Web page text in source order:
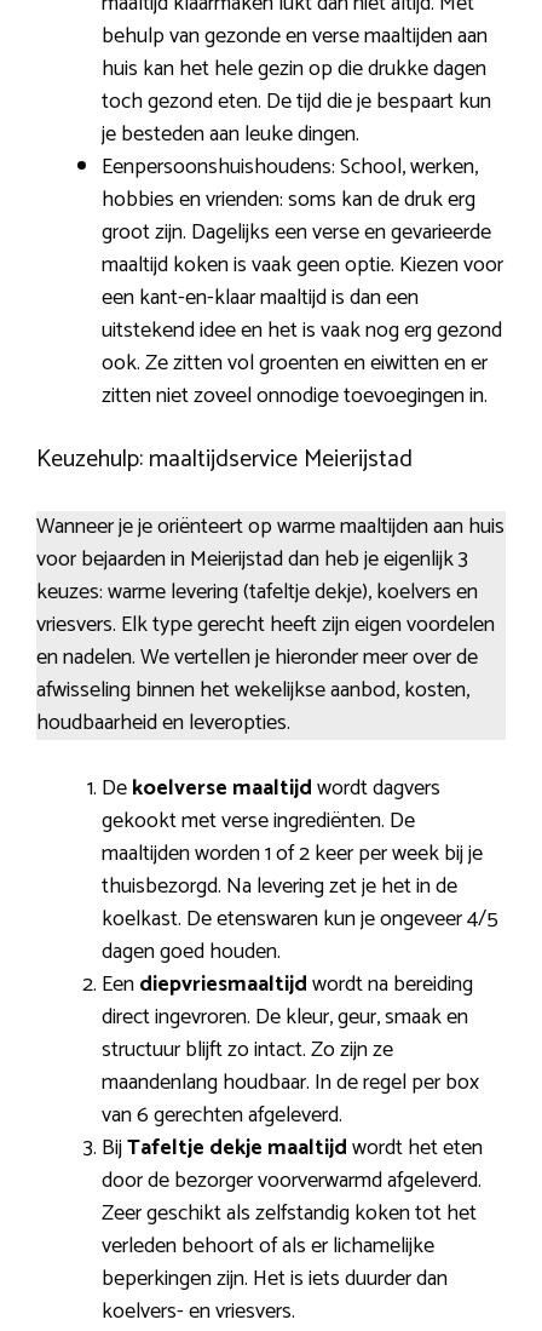
behulp van gezonde en verse maaltijden aan
huis kan het hele gezin op die drukke dagen
toch gezond eten. De tijd die je bespaart kun
je besteden aan leuke dingen.
Eenpersoonshuishoudens: School, werken,
hobbies en vrienden: soms kan de druk erg
groot zijn. Dagelijks een verse en gevarieerde
maaltijd koken is vaak geen optie. Kiezen voor
een kant-en-klaar maaltijd is dan een
uitstekend idee en het is vaak nog erg gezond
ook. Ze zitten vol groenten en eiwitten en er
zitten niet zoveel onnodige toevoegingen in.
Keuzehulp: maaltijdservice Meierijstad
Wanneer je je oriënteert op warme maaltijden aan huis
voor bejaarden in Meierijstad dan heb je eigenlijk 3
keuzes: warme levering (tafeltje dekje), koelvers en
vriesvers. Elk type gerecht heeft zijn eigen voordelen
en nadelen. We vertellen je hieronder meer over de
afwisseling binnen het wekelijkse aanbod, kosten,
houdbaarheid en leveropties.
Dekoelverse maaltijdwordt dagvers
gekookt met verse ingrediënten. De
maaltijden worden 1 of 2 keer per week bij je
thuisbezorgd. Na levering zet je het in de
koelkast. De etenswaren kun je ongeveer 4/5
dagen goed houden.
Eendiepvriesmaaltijdwordt na bereiding
direct ingevroren. De kleur, geur, smaak en
structuur blijft zo intact. Zo zijn ze
maandenlang houdbaar. In de regel per box
van 6 gerechten afgeleverd.
BijTafeltje dekje maaltijdwordt het eten
door de bezorger voorverwarmd afgeleverd.
Zeer geschikt als zelfstandig koken tot het
verleden behoort of als er lichamelijke
beperkingen zijn. Het is iets duurder dan
koelvers- en vriesvers.